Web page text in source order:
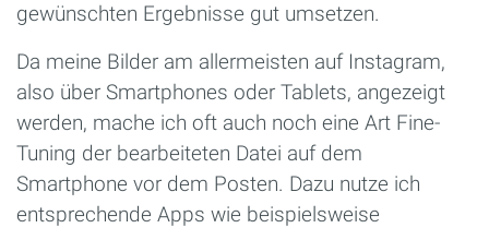
gewünschten Ergebnisse gut umsetzen.
Da meine Bilder am allermeisten auf Instagram,
also über Smartphones oder Tablets, angezeigt
werden, mache ich oft auch noch eine Art Fine-
Tuning der bearbeiteten Datei auf dem
Smartphone vor dem Posten. Dazu nutze ich
entsprechende Apps wie beispielsweise